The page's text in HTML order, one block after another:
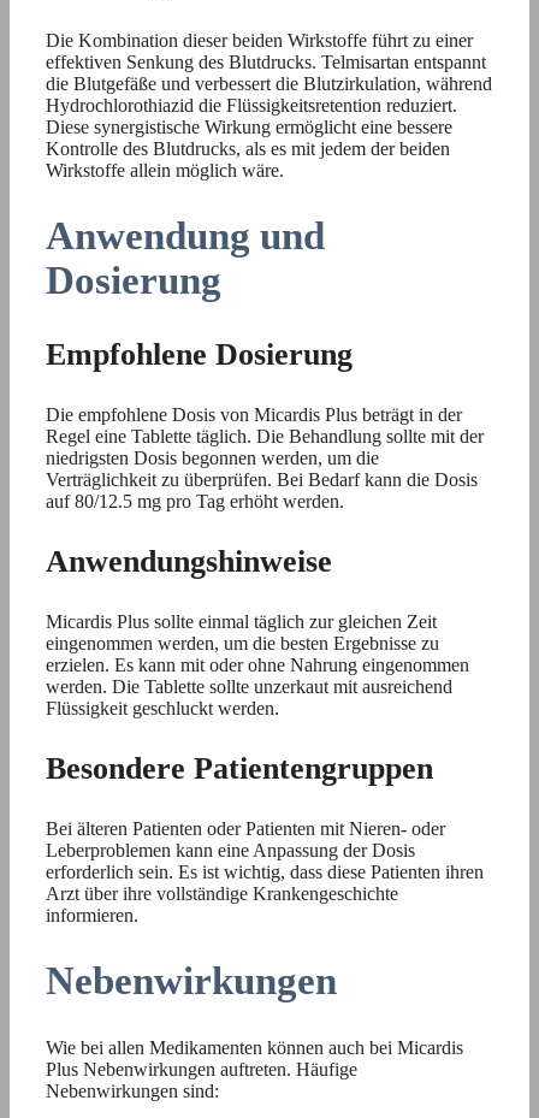
Die Kombination dieser beiden Wirkstoffe führt zu einer
effektiven Senkung des Blutdrucks. Telmisartan entspannt
die Blutgefäße und verbessert die Blutzirkulation, während
Hydrochlorothiazid die Flüssigkeitsretention reduziert.
Diese synergistische Wirkung ermöglicht eine bessere
Kontrolle des Blutdrucks, als es mit jedem der beiden
Wirkstoffe allein möglich wäre.
Anwendung und
Dosierung
Empfohlene Dosierung
Die empfohlene Dosis von Micardis Plus beträgt in der
Regel eine Tablette täglich. Die Behandlung sollte mit der
niedrigsten Dosis begonnen werden, um die
Verträglichkeit zu überprüfen. Bei Bedarf kann die Dosis
auf 80/12.5 mg pro Tag erhöht werden.
Anwendungshinweise
Micardis Plus sollte einmal täglich zur gleichen Zeit
eingenommen werden, um die besten Ergebnisse zu
erzielen. Es kann mit oder ohne Nahrung eingenommen
werden. Die Tablette sollte unzerkaut mit ausreichend
Flüssigkeit geschluckt werden.
Besondere Patientengruppen
Bei älteren Patienten oder Patienten mit Nieren- oder
Leberproblemen kann eine Anpassung der Dosis
erforderlich sein. Es ist wichtig, dass diese Patienten ihren
Arzt über ihre vollständige Krankengeschichte
informieren.
Nebenwirkungen
Wie bei allen Medikamenten können auch bei Micardis
Plus Nebenwirkungen auftreten. Häufige
Nebenwirkungen sind: